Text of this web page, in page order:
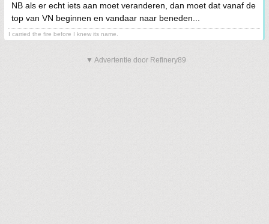
NB als er echt iets aan moet veranderen, dan moet dat vanaf de
top van VN beginnen en vandaar naar beneden...
I carried the fire before I knew its name.
▼ Advertentie door Refinery89